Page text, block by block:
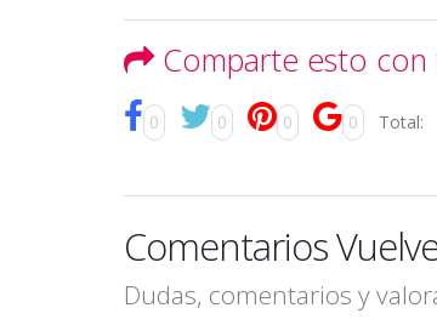
Comparte esto con
0 0 0 0 Total:
Comentarios
Dudas, comentarios y